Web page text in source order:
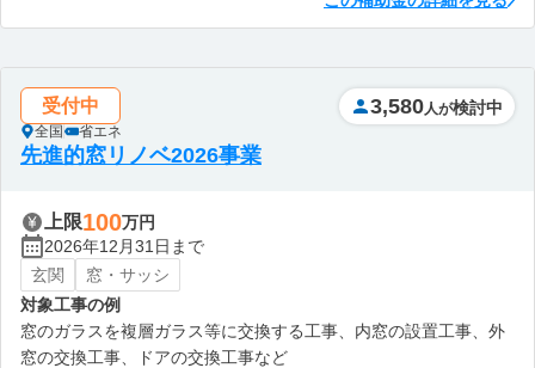
受付中
全国 省エネ
3,580 人が検討中
先進的窓リノベ2026事業
上限100万円
2026年12月31日まで
玄関
窓・サッシ
対象工事の例
窓のガラスを複層ガラス等に交換する工事、内窓の設置工事、外
窓の交換工事、ドアの交換工事など